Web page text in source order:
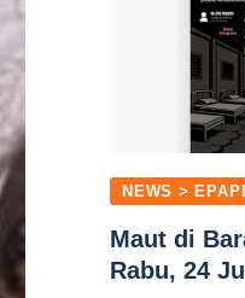
NEWS >
Maut di
Rabu, 24